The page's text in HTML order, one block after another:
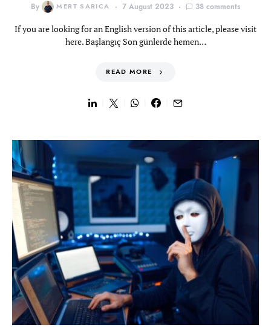
By MERT SARICA 7 August 2023 38 comments
If you are looking for an English version of this article, please visit
here. Başlangıç Son günlerde hemen…
READ MORE